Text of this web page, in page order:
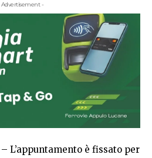
Advertisement -
L’appuntamento è fissato per